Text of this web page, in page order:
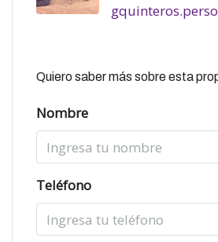
Quiero saber más sobre esta
Nombre
Teléfono